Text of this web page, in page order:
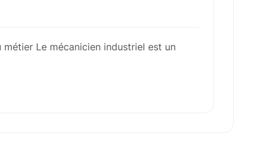
Le mécanicien industriel est un